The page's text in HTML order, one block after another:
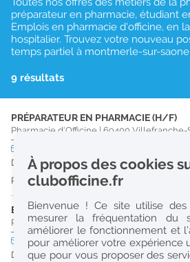
préparateur en pharmacie, étudiant
Emplois en pharmacie d'officine, en
hospitalier. Trouvez votre nouveau
temps partiel à montmerle-sur-saone
9 résultats
PRÉPARATEUR EN PHARMACIE (H/F)
Pharmacie d'Officine | 69400 Villefranche-
Du 31/08/26 au 30/12/26
Publiée il y a 8 jour(s)
ETUDIANT EN PHARMACIE (H/F)
Pharmacie d'Officine|69400Villefranche-
CDDtemps partiel
Du 30/08/26 au 28/12/26
À propos des cookies
clubofficine.fr
Bienvenue ! Ce site utilise
mesurer la fréquentation du
améliorer le fonctionnement et
pour améliorer votre expérience
que pour vous proposer des